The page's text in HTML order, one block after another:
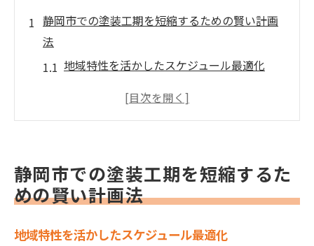
静岡市での塗装工期を短縮するための賢い計画
法
地域特性を活かしたスケジュール最適化
季節に応じた施工時期の選定
適切な業者との事前打ち合わせ
塗装を効率化するための材料選びポイント
耐久性に優れた塗料の特徴
静岡市での塗装工期を短縮するた
めの賢い計画法
地域特性を活かしたスケジュール最適化